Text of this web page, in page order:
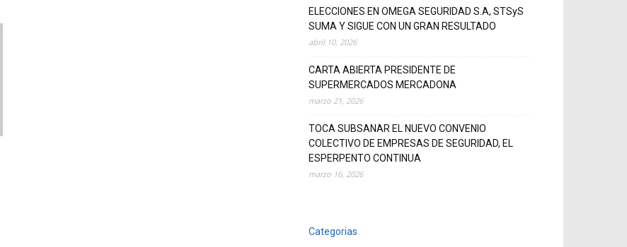
ELECCIONES EN OMEGA SEGURIDAD S.A, STSyS
SUMA Y SIGUE CON UN GRAN RESULTADO
abril 10, 2026
CARTA ABIERTA PRESIDENTE DE
SUPERMERCADOS MERCADONA
marzo 21, 2026
TOCA SUBSANAR EL NUEVO CONVENIO
COLECTIVO DE EMPRESAS DE SEGURIDAD, EL
ESPERPENTO CONTINUA
marzo 16, 2026
Categorias